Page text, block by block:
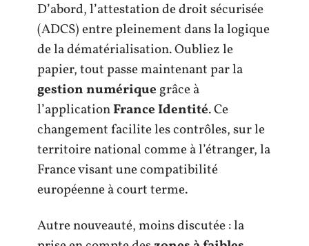
D’abord, l’attestation de droit sécurisée
(ADCS) entre pleinement dans la logique
de la dématérialisation. Oubliez le
papier, tout passe maintenant par la
gestion numérique grâce à
l’applicationFrance Identité. Ce
changement facilite les contrôles, sur le
territoire national comme à l’étranger, la
France visant une compatibilité
européenne à court terme.
Autre nouveauté, moins discutée : la